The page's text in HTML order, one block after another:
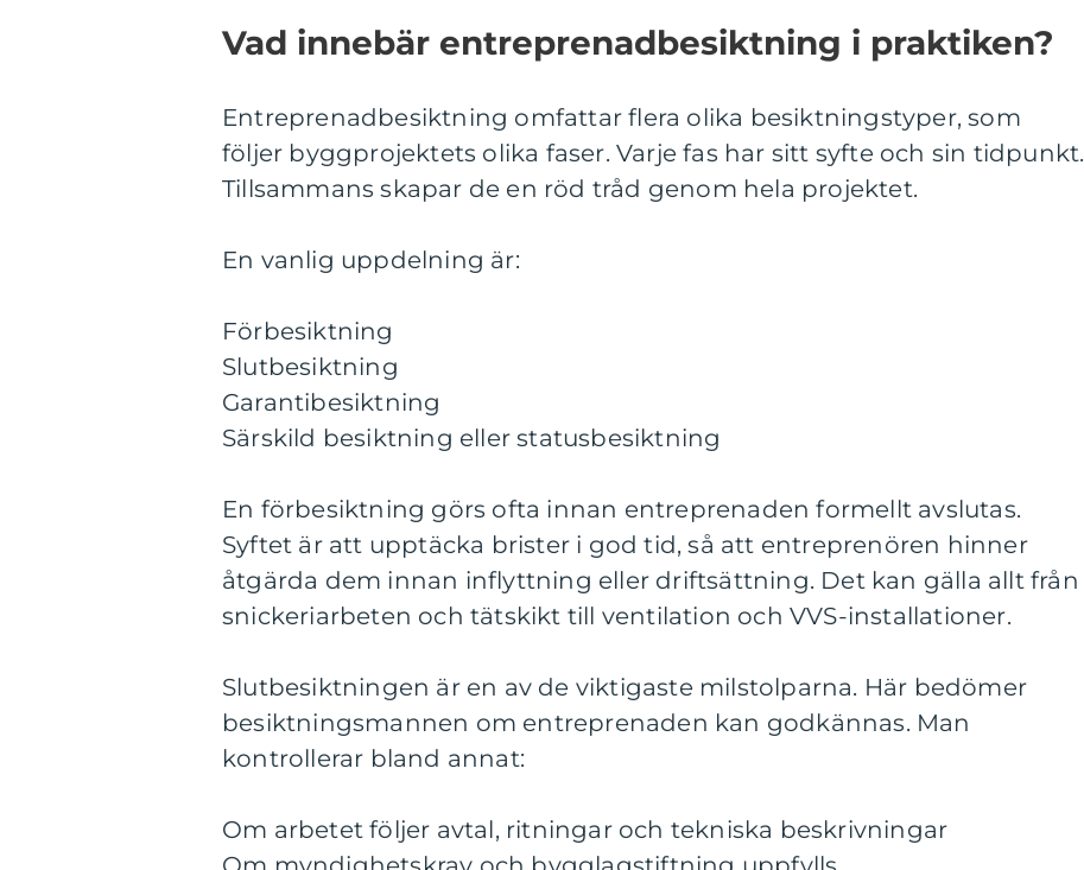
Vad innebär entreprenadbesiktning i praktiken?
Entreprenadbesiktning omfattar flera olika besiktningstyper, som
följer byggprojektets olika faser. Varje fas har sitt syfte och sin tidpunkt.
Tillsammans skapar de en röd tråd genom hela projektet.
En vanlig uppdelning är:
Förbesiktning
Slutbesiktning
Garantibesiktning
Särskild besiktning eller statusbesiktning
En förbesiktning görs ofta innan entreprenaden formellt avslutas.
Syftet är att upptäcka brister i god tid, så att entreprenören hinner
åtgärda dem innan inflyttning eller driftsättning. Det kan gälla allt från
snickeriarbeten och tätskikt till ventilation och VVS-installationer.
Slutbesiktningen är en av de viktigaste milstolparna. Här bedömer
besiktningsmannen om entreprenaden kan godkännas. Man
kontrollerar bland annat:
Om arbetet följer avtal, ritningar och tekniska beskrivningar